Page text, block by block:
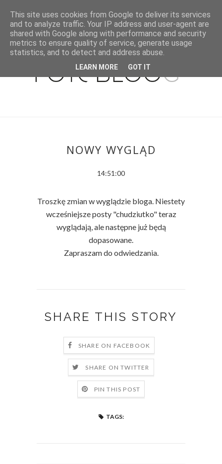
NOWY WYGLĄD
14:51:00
Troszkę zmian w wyglądzie bloga. Niestety
wcześniejsze posty "chudziutko" teraz
wyglądają, ale następne już będą
dopasowane.
Zapraszam do odwiedzania.
SHARE THIS STORY
SHARE ON FACEBOOK
SHARE ON TWITTER
PIN THIS POST
TAGS:
This site uses cookies from Google to deliver its services
and to analyze traffic. Your IP address and user-agent are
shared with Google along with performance and security
metrics to ensure quality of service, generate usage
statistics, and to detect and address abuse.
LEARN MORE GOT IT